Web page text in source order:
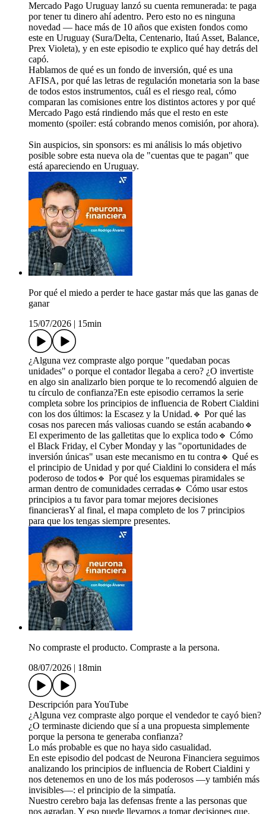
Mercado Pago Uruguay lanzó su cuenta remunerada: te paga
por tener tu dinero ahí adentro. Pero esto no es ninguna
novedad — hace más de 10 años que existen fondos como
este en Uruguay (Sura/Delta, Centenario, Itaú Asset, Balance,
Prex Violeta), y en este episodio te explico qué hay detrás del
capó.
Hablamos de qué es un fondo de inversión, qué es una
AFISA, por qué las letras de regulación monetaria son la base
de todos estos instrumentos, cuál es el riesgo real, cómo
comparan las comisiones entre los distintos actores y por qué
Mercado Pago está rindiendo más que el resto en este
momento (spoiler: está cobrando menos comisión, por ahora).
Sin auspicios, sin sponsors: es mi análisis lo más objetivo
posible sobre esta nueva ola de "cuentas que te pagan" que
está apareciendo en Uruguay.
Por qué el miedo a perder te hace gastar más que las ganas de
ganar
15/07/2026
15min
¿Alguna vez compraste algo porque "quedaban pocas
unidades" o porque el contador llegaba a cero? ¿O invertiste
en algo sin analizarlo bien porque te lo recomendó alguien de
tu círculo de confianza?En este episodio cerramos la serie
completa sobre los principios de influencia de Robert Cialdini
con los dos últimos: la Escasez y la Unidad.🔹 Por qué las
cosas nos parecen más valiosas cuando se están acabando🔹
El experimento de las galletitas que lo explica todo🔹 Cómo
el Black Friday, el Cyber Monday y las "oportunidades de
inversión únicas" usan este mecanismo en tu contra🔹 Qué es
el principio de Unidad y por qué Cialdini lo considera el más
poderoso de todos🔹 Por qué los esquemas piramidales se
arman dentro de comunidades cerradas🔹 Cómo usar estos
principios a tu favor para tomar mejores decisiones
financierasY al final, el mapa completo de los 7 principios
para que los tengas siempre presentes.
No compraste el producto. Compraste a la persona.
08/07/2026
18min
Descripción para YouTube
¿Alguna vez compraste algo porque el vendedor te cayó bien?
¿O terminaste diciendo que sí a una propuesta simplemente
porque la persona te generaba confianza?
Lo más probable es que no haya sido casualidad.
En este episodio del podcast de Neurona Financiera seguimos
analizando los principios de influencia de Robert Cialdini y
nos detenemos en uno de los más poderosos —y también más
invisibles—: el principio de la simpatía.
Nuestro cerebro baja las defensas frente a las personas que
nos agradan. Y eso puede llevarnos a tomar decisiones que,